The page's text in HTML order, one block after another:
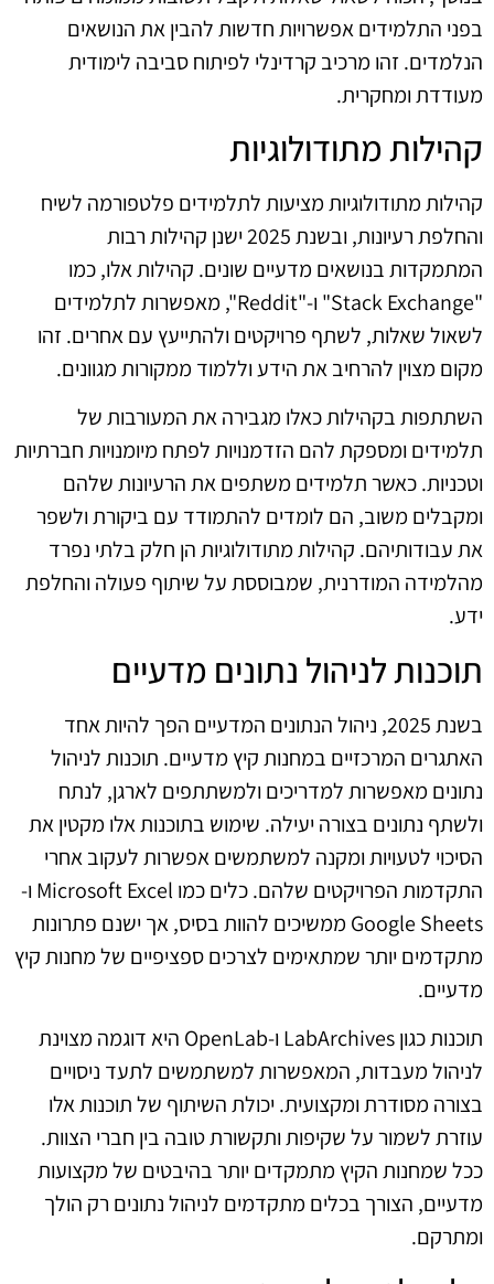
בפני התלמידים אפשרויות חדשות להבין את הנושאים
הנלמדים. זהו מרכיב קרדינלי לפיתוח סביבה לימודית
מעודדת ומחקרית.
קהילות מתודולוגיות
קהילות מתודולוגיות מציעות לתלמידים פלטפורמה לשיח
והחלפת רעיונות, ובשנת 2025 ישנן קהילות רבות
המתמקדות בנושאים מדעיים שונים. קהילות אלו, כמו
"Stack Exchange" ו-"Reddit", מאפשרות לתלמידים
לשאול שאלות, לשתף פרויקטים ולהתייעץ עם אחרים. זהו
מקום מצוין להרחיב את הידע וללמוד ממקורות מגוונים.
השתתפות בקהילות כאלו מגבירה את המעורבות של
תלמידים ומספקת להם הזדמנויות לפתח מיומנויות חברתיות
וטכניות. כאשר תלמידים משתפים את הרעיונות שלהם
ומקבלים משוב, הם לומדים להתמודד עם ביקורת ולשפר
את עבודותיהם. קהילות מתודולוגיות הן חלק בלתי נפרד
מהלמידה המודרנית, שמבוססת על שיתוף פעולה והחלפת
ידע.
תוכנות לניהול נתונים מדעיים
בשנת 2025, ניהול הנתונים המדעיים הפך להיות אחד
האתגרים המרכזיים במחנות קיץ מדעיים. תוכנות לניהול
נתונים מאפשרות למדריכים ולמשתתפים לארגן, לנתח
ולשתף נתונים בצורה יעילה. שימוש בתוכנות אלו מקטין את
הסיכוי לטעויות ומקנה למשתמשים אפשרות לעקוב אחרי
התקדמות הפרויקטים שלהם. כלים כמו Microsoft Excel ו-
Google Sheets ממשיכים להוות בסיס, אך ישנם פתרונות
מתקדמים יותר שמתאימים לצרכים ספציפיים של מחנות קיץ
מדעיים.
תוכנות כגון LabArchives ו-OpenLab היא דוגמה מצוינת
לניהול מעבדות, המאפשרות למשתמשים לתעד ניסויים
בצורה מסודרת ומקצועית. יכולת השיתוף של תוכנות אלו
עוזרת לשמור על שקיפות ותקשורת טובה בין חברי הצוות.
ככל שמחנות הקיץ מתמקדים יותר בהיבטים של מקצועות
מדעיים, הצורך בכלים מתקדמים לניהול נתונים רק הולך
ומתרקם.